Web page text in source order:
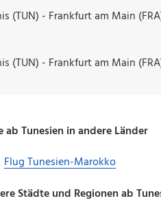
(TUN) - Frankfurt am Main
(TUN) - Frankfurt am Main
ab Tunesien in andere Länder
Flug Tunesien-Marokko
Städte und Regionen ab